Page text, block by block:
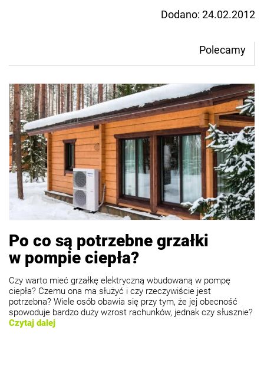
Dodano: 24.02.2012
Polecamy
Po co są potrzebne grzałki
w pompie ciepła?
Czy warto mieć grzałkę elektryczną wbudowaną w pompę
ciepła? Czemu ona ma służyć i czy rzeczywiście jest
potrzebna? Wiele osób obawia się przy tym, że jej obecność
spowoduje bardzo duży wzrost rachunków, jednak czy słusznie?
Czytaj dalej